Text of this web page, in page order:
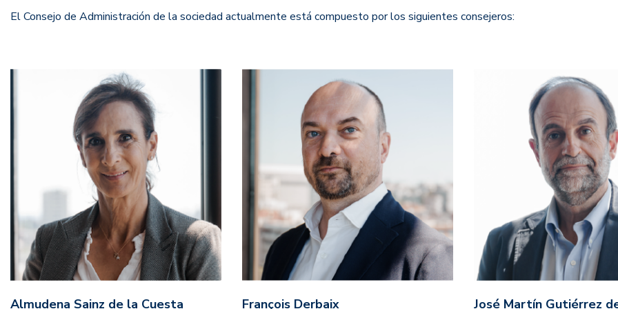
El Consejo de Administración de la sociedad actualmente está compuesto por los siguientes consejeros:
Almudena Sainz de la Cuesta François Derbaix José Martín Gutiérrez